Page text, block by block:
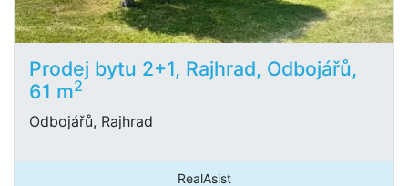
Prodej bytu 2+1, Rajhrad, Odbojářů,
61 m2
Odbojářů, Rajhrad
RealAsist